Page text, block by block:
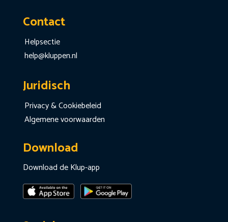
Contact
Helpsectie
help@kluppen.nl
Juridisch
Privacy & Cookiebeleid
Algemene voorwaarden
Download
Download de Klup-app